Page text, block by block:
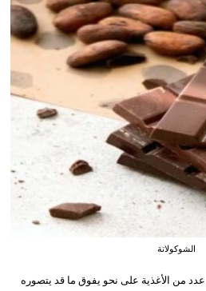
الشوكولاتة
من الأغذية على نحو يفوق ما قد يتصوره